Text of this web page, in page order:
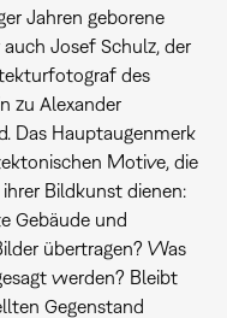
Jahren geborene
Josef Schulz, der
des
zu Alexander
Das Hauptaugenmerk
Motive, die
Bildkunst dienen:
Gebäude und
übertragen? Was
werden? Bleibt
Gegenstand